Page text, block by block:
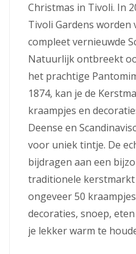
Christmas in Tivoli. In
Tivoli Gardens worden
compleet vernieuwde
Natuurlijk ontbreekt
het prachtige
1874, kan je de
kraampjes en
Deense en
voor uniek tintje. De
bijdragen aan een
traditionele
ongeveer 50
decoraties, snoep,
je lekker warm te